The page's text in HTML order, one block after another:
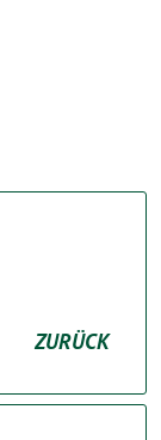
ZURÜCK